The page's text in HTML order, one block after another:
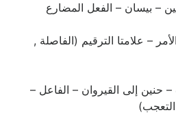
– بيسان – الفعل المضارع
– علامتا الترقيم (الفاصلة ,
– حنين إلى القيروان – الفاعل –
التعجب)